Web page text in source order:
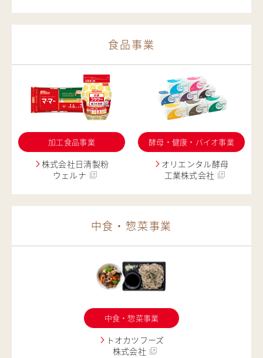
食品事業
加工食品事業
株式会社日清製粉
ウェルナ
酵母・健康・バイオ事業
オリエンタル酵母
工業株式会社
中食・惣菜事業
中食・惣菜事業
トオカツフーズ
株式会社